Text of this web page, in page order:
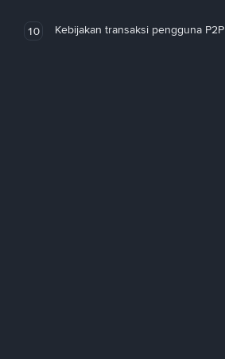
10 Kebijakan transaksi pengguna P2P